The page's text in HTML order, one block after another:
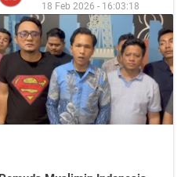
18 Feb 2026 - 16:03:18